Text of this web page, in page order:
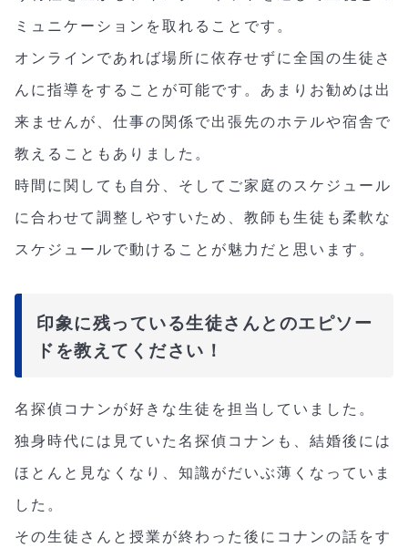
ミュニケーションを取れることです。
オンラインであれば場所に依存せずに全国の生徒さ
んに指導をすることが可能です。あまりお勧めは出
来ませんが、仕事の関係で出張先のホテルや宿舎で
教えることもありました。
時間に関しても自分、そしてご家庭のスケジュール
に合わせて調整しやすいため、教師も生徒も柔軟な
スケジュールで動けることが魅力だと思います。
印象に残っている生徒さんとのエピソー
ドを教えてください！
名探偵コナンが好きな生徒を担当していました。
独身時代には見ていた名探偵コナンも、結婚後には
ほとんと見なくなり、知識がだいぶ薄くなっていま
した。
その生徒さんと授業が終わった後にコナンの話をす